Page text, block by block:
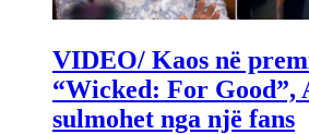
VIDEO/ Kaos në
“Wicked: For Good”,
sulmohet nga një fans